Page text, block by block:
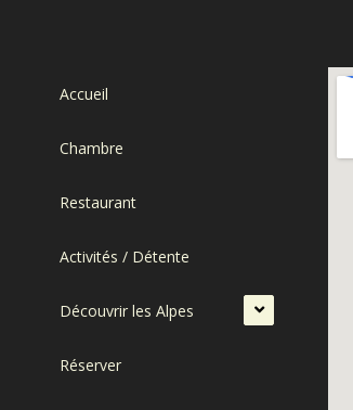
Accueil
Chambre
Restaurant
Activités / Détente
Découvrir les Alpes
Réserver